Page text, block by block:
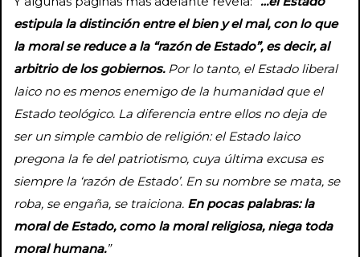
estipula la distinción entre el bien y el mal, con lo que
la moral se reduce a la “razón de Estado”, es decir, al
arbitrio de los gobiernos.Por lo tanto, el Estado liberal
laico no es menos enemigo de la humanidad que el
Estado teológico. La diferencia entre ellos no deja de
ser un simple cambio de religión: el Estado laico
pregona la fe del patriotismo, cuya última excusa es
siempre la ‘razón de Estado’. En su nombre se mata, se
roba, se engaña, se traiciona. En pocas palabras: la
moral de Estado, como la moral religiosa, niega toda
moral humana.”